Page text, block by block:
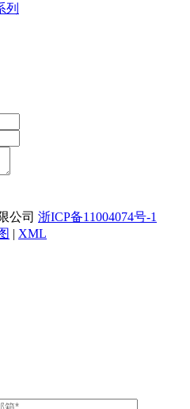
列
公司 浙ICP备11004074号-1
| XML